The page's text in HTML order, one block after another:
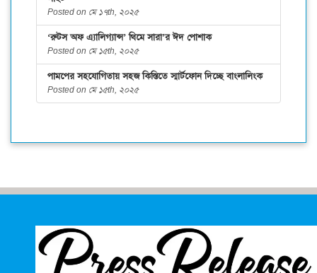
Posted on মে ১৭th, ২০২৫
‘রুটস অফ এ্যালিগ্যান্স’ থিমে সারা’র ঈদ পোশাক
Posted on মে ১৫th, ২০২৫
পামপের সহযোগিতায় সহজ কিস্তিতে স্মার্টফোন দিচ্ছে বাংলালিংক
Posted on মে ১৫th, ২০২৫